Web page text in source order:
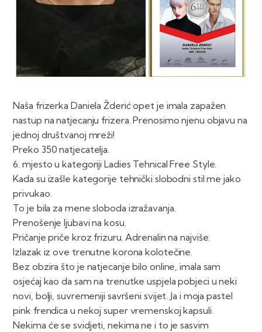
Naša frizerka Daniela Žderić opet je imala zapažen
nastup na natjecanju frizera. Prenosimo njenu objavu na
jednoj društvanoj mreži!
Preko 350 natjecatelja.
6. mjesto u kategoriji Ladies Tehnical Free Style.
Kada su izašle kategorije tehnički slobodni stil me jako
privukao.
To je bila za mene sloboda izražavanja.
Prenošenje ljubavi na kosu.
Pričanje priče kroz frizuru. Adrenalin na najviše.
Izlazak iz ove trenutne korona kolotečine.
Bez obzira što je natjecanje bilo online, imala sam
osjećaj kao da sam na trenutke uspjela pobjeci u neki
novi, bolji, suvremeniji savršeni svijet. Ja i moja pastel
pink frendica u nekoj super vremenskoj kapsuli.
Nekima će se svidjeti, nekima ne i to je sasvim